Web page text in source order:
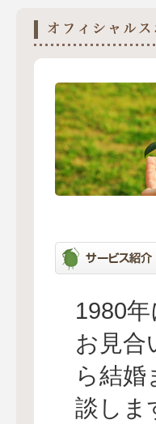
1980
お見合
ら結
談しま